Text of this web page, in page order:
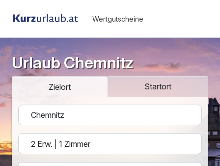
Wertgutscheine
Urlaub Chemnitz
Zielort Startort